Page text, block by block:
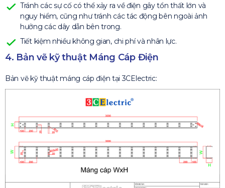
Tránh các sự cố có thể xảy ra về điện gây tổn thất lớn và
nguy hiểm, cũng như tránh các tác động bên ngoài ảnh
hưởng các dây dẫn bên trong.
Tiết kiệm nhiều không gian, chi phí và nhân lực.
4. Bản vẽ kỹ thuật Máng Cáp Điện
Bản vẽ kỹ thuật máng cáp điện tại 3CElectric: